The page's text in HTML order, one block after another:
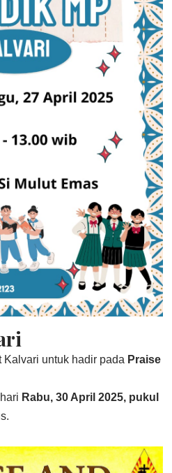
Kalvari untuk hadir pada Praise
Rabu, 30 April 2025, pukul